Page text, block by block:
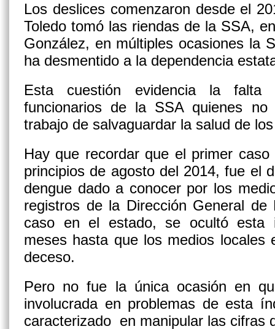
Los deslices comenzaron desde el
Toledo tomó las riendas de la SSA,
González, en múltiples ocasiones la
ha desmentido a la dependencia
Esta cuestión evidencia la
funcionarios de la SSA quienes
trabajo de salvaguardar la salud de
Hay que recordar que el primer
principios de agosto del 2014, fue el
dengue dado a conocer por los
registros de la Dirección General
caso en el estado, se ocultó esta
meses hasta que los medios locales
deceso.
Pero no fue la única ocasión en
involucrada en problemas de esta
caracterizado en manipular las cifras